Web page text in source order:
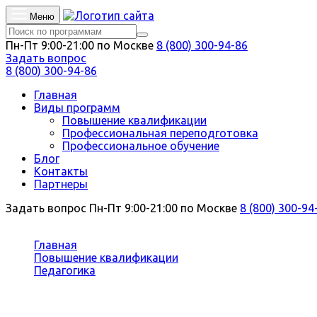
Меню
Пн-Пт 9:00-21:00 по Москве 8 (800) 300-94-86
Задать вопрос
8 (800) 300-94-86
Главная
Виды программ
Повышение квалификации
Профессиональная переподготовка
Профессиональное обучение
Блог
Контакты
Партнеры
Задать вопрос Пн-Пт 9:00-21:00 по Москве 8 (800) 300-
Главная
Повышение квалификации
Педагогика